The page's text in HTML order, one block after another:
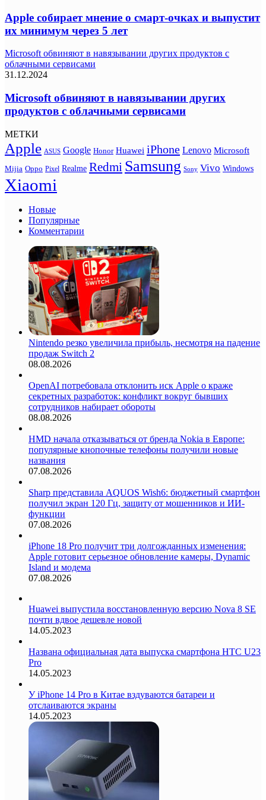
Apple собирает мнение о смарт-очках и выпустит
их минимум через 5 лет
Microsoft обвиняют в навязывании других продуктов с
облачными сервисами
31.12.2024
Microsoft обвиняют в навязывании других
продуктов с облачными сервисами
МЕТКИ
Apple ASUS Google Honor Huawei iPhone Lenovo Microsoft
Mijia Oppo Pixel Realme Redmi Samsung Sony Vivo Windows
Xiaomi
Новые
Популярные
Комментарии
Nintendo резко увеличила прибыль, несмотря на падение
продаж Switch 2
08.08.2026
OpenAI потребовала отклонить иск Apple о краже
секретных разработок: конфликт вокруг бывших
сотрудников набирает обороты
08.08.2026
HMD начала отказываться от бренда Nokia в Европе:
популярные кнопочные телефоны получили новые
названия
07.08.2026
Sharp представила AQUOS Wish6: бюджетный смартфон
получил экран 120 Гц, защиту от мошенников и ИИ-
функции
07.08.2026
iPhone 18 Pro получит три долгожданных изменения:
Apple готовит серьезное обновление камеры, Dynamic
Island и модема
07.08.2026
Huawei выпустила восстановленную версию Nova 8 SE
почти вдвое дешевле новой
14.05.2023
Названа официальная дата выпуска смартфона HTC U23
Pro
14.05.2023
У iPhone 14 Pro в Китае вздуваются батареи и
отслаиваются экраны
14.05.2023